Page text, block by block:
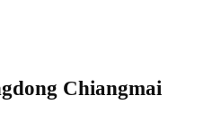
Chiangmai